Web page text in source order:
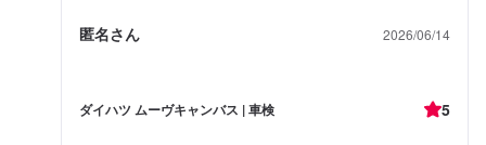
匿名さん 2026/06/14
ダイハツ ムーヴキャンバス | 車検 5